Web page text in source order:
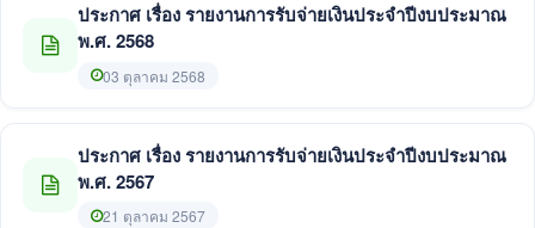
ประกาศ เรื่อง รายงานการรับจ่ายเงินประจำปีงบประมาณ
พ.ศ. 2568
03 ตุลาคม 2568
ประกาศ เรื่อง รายงานการรับจ่ายเงินประจำปีงบประมาณ
พ.ศ. 2567
21 ตุลาคม 2567